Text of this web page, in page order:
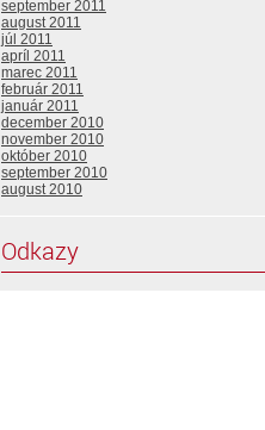
september 2011
august 2011
júl 2011
apríl 2011
marec 2011
február 2011
január 2011
december 2010
november 2010
október 2010
september 2010
august 2010
Odkazy